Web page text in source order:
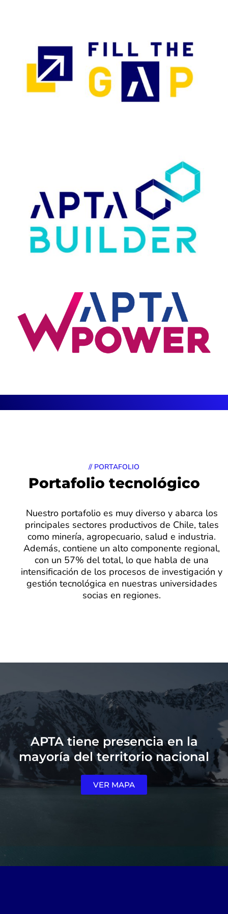
// PORTAFOLIO
Portafolio tecnológico
Nuestro portafolio es muy diverso y abarca los
principales sectores productivos de Chile, tales
como minería, agropecuario, salud e industria.
Además, contiene un alto componente regional,
con un 57% del total, lo que habla de una
intensificación de los procesos de investigación y
gestión tecnológica en nuestras universidades
socias en regiones.
APTA tiene presencia en la
mayoría del territorio nacional
VER MAPA